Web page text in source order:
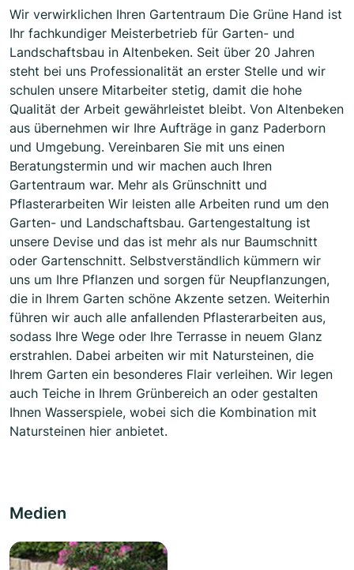
Wir verwirklichen Ihren Gartentraum Die Grüne Hand ist
Ihr fachkundiger Meisterbetrieb für Garten- und
Landschaftsbau in Altenbeken. Seit über 20 Jahren
steht bei uns Professionalität an erster Stelle und wir
schulen unsere Mitarbeiter stetig, damit die hohe
Qualität der Arbeit gewährleistet bleibt. Von Altenbeken
aus übernehmen wir Ihre Aufträge in ganz Paderborn
und Umgebung. Vereinbaren Sie mit uns einen
Beratungstermin und wir machen auch Ihren
Gartentraum war. Mehr als Grünschnitt und
Pflasterarbeiten Wir leisten alle Arbeiten rund um den
Garten- und Landschaftsbau. Gartengestaltung ist
unsere Devise und das ist mehr als nur Baumschnitt
oder Gartenschnitt. Selbstverständlich kümmern wir
uns um Ihre Pflanzen und sorgen für Neupflanzungen,
die in Ihrem Garten schöne Akzente setzen. Weiterhin
führen wir auch alle anfallenden Pflasterarbeiten aus,
sodass Ihre Wege oder Ihre Terrasse in neuem Glanz
erstrahlen. Dabei arbeiten wir mit Natursteinen, die
Ihrem Garten ein besonderes Flair verleihen. Wir legen
auch Teiche in Ihrem Grünbereich an oder gestalten
Ihnen Wasserspiele, wobei sich die Kombination mit
Natursteinen hier anbietet.
Medien